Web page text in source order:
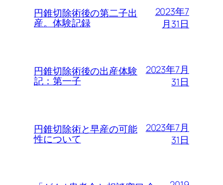
円錐切除術後の第二子出
産。体験記録
2023年7
月31日
円錐切除術後の出産体験
記：第一子
2023年7月
31日
円錐切除術と早産の可能
性について
2023年7月
31日